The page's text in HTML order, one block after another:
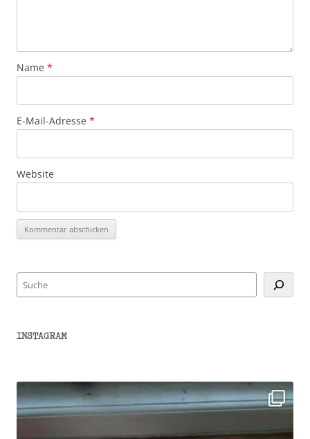
Name *
E-Mail-Adresse *
Website
Suchen
INSTAGRAM